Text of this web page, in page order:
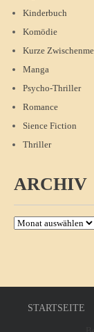
Kinderbuch
Komödie
Kurze
Manga
Psycho-Thriller
Romance
Sience Fiction
Thriller
ARCHIV
Archiv
STARTSEITE